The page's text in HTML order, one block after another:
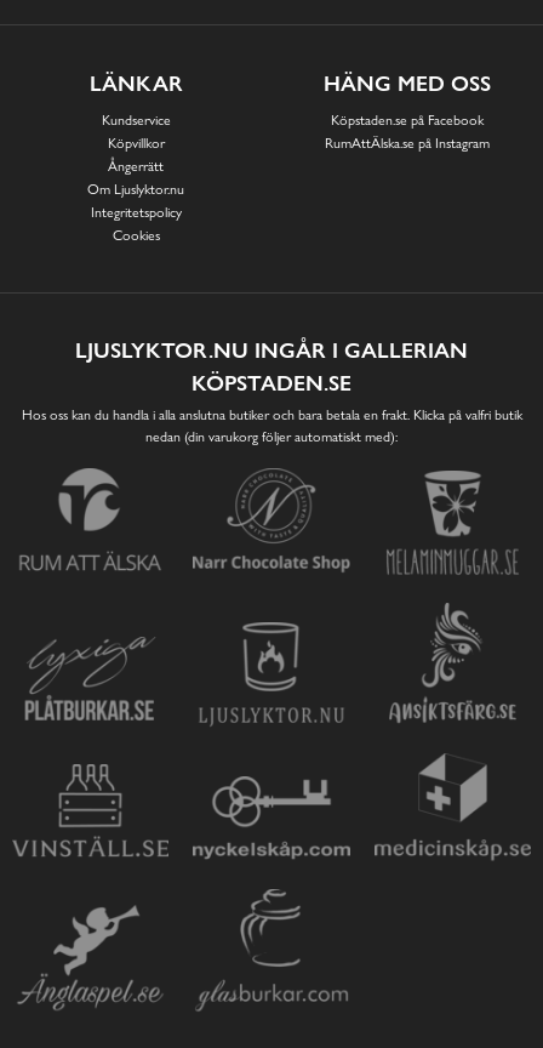
LÄNKAR
Kundservice
Köpvillkor
Ångerrätt
Om Ljuslyktor.nu
Integritetspolicy
Cookies
HÄNG MED OSS
Köpstaden.se på Facebook
RumAttÄlska.se på Instagram
LJUSLYKTOR.NU INGÅR I GALLERIAN
KÖPSTADEN.SE
Hos oss kan du handla i alla anslutna butiker och bara betala en frakt. Klicka på valfri butik
nedan (din varukorg följer automatiskt med):